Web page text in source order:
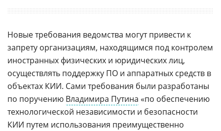
Новые требования ведомства могут привести к
запрету организациям, находящимся под контролем
иностранных физических и юридических лиц,
осуществлять поддержку ПО и аппаратных средств в
объектах КИИ. Сами требования были разработаны
по поручению Владимира Путина «по обеспечению
технологической независимости и безопасности
КИИ путем использования преимущественно